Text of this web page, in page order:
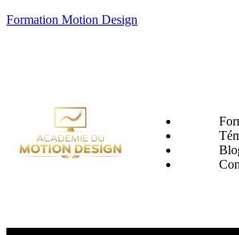
Formation Motion Design